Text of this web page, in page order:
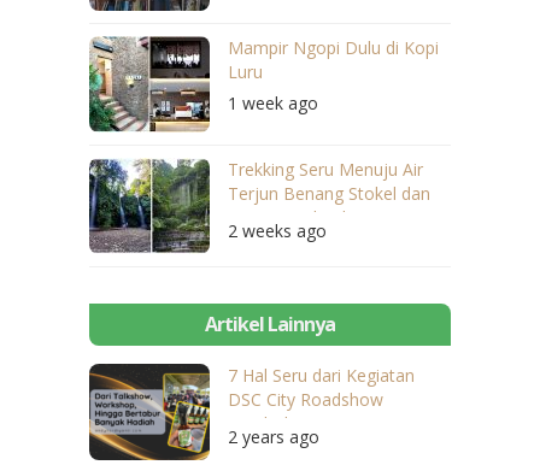
Mampir Ngopi Dulu di Kopi
Luru
1 week ago
Trekking Seru Menuju Air
Terjun Benang Stokel dan
Benang Kelambu
2 weeks ago
Artikel Lainnya
7 Hal Seru dari Kegiatan
DSC City Roadshow
Lombok
2 years ago